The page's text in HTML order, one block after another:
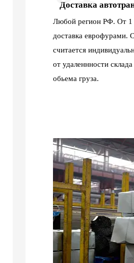
Доставка
Любой регион РФ. От 1
доставка еврофурами.
считается
от удаленнности склада
обьема груза.